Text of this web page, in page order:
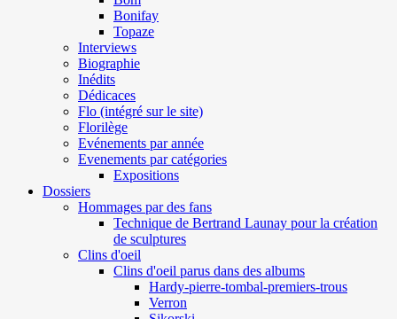
Bonifay
Topaze
Interviews
Biographie
Inédits
Dédicaces
Flo (intégré sur le site)
Florilège
Evénements par année
Evenements par catégories
Expositions
Dossiers
Hommages par des fans
Technique de Bertrand Launay pour la création
de sculptures
Clins d'oeil
Clins d'oeil parus dans des albums
Hardy-pierre-tombal-premiers-trous
Verron